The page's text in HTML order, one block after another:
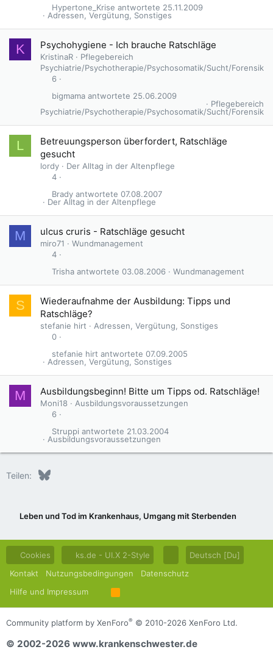
Adressen, Vergütung, Sonstiges
25.11.2009
Hypertone_Krise
K Psychohygiene - Ich brauche Ratschläge
KristinaR
Pflegebereich
Psychiatrie/Psychotherapie/Psychosomatik/Sucht/Forensik
6
Pflegebereich
Psychiatrie/Psychotherapie/Psychosomatik/Sucht/Forensik
25.06.2009
bigmama
L
Betreuungsperson überfordert, Ratschläge
gesucht
lordy
Der Alltag in der Altenpflege
4
Der Alltag in der Altenpflege
07.08.2007
Brady
M
r
ulcus cruris - Ratschläge gesucht
miro71
Wundmanagement
4
Wundmanagement
03.08.2006
Trisha
S
Wiederaufnahme der Ausbildung: Tipps und
Ratschläge?
stefanie hirt
Adressen, Vergütung, Sonstiges
0
Adressen, Vergütung, Sonstiges
07.09.2005
stefanie hirt
M Ausbildungsbeginn! Bitte um Tipps od. Ratschläge!
Moni18
Ausbildungsvoraussetzungen
6
Ausbildungsvoraussetzungen
21.03.2004
Struppi
Teilen: Bluesky
Leben und Tod im Krankenhaus, Umgang mit Sterbenden
Cookies ks.de - UI.X 2-Style
Deutsch [Du]
Kontakt
Nutzungsbedingungen
Datenschutz
Hilfe und Impressum
R
S
S
Community platform by XenForo® © 2010-2026 XenForo Ltd.
© 2002-2026 www.krankenschwester.de